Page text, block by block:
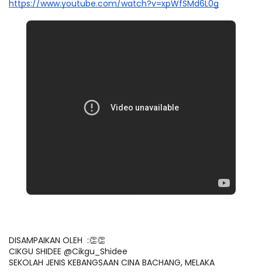
https://www.youtube.com/watch?v=xpWfSMd6L0g
DISAMPAIKAN OLEH  :👏👏
CIKGU SHIDEE @Cikgu_Shidee
SEKOLAH JENIS KEBANGSAAN CINA BACHANG, MELAKA